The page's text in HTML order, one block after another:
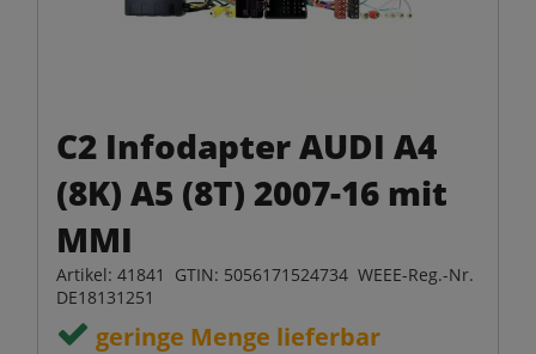
C2 Infodapter AUDI A4
(8K) A5 (8T) 2007-16 mit
MMI
Artikel: 41841 GTIN: 5056171524734 WEEE-Reg.-Nr.
DE18131251
geringe Menge lieferbar